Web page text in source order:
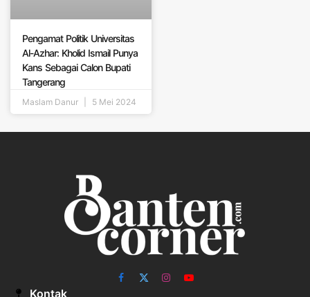
Pengamat Politik Universitas
Al-Azhar: Kholid Ismail Punya
Kans Sebagai Calon Bupati
Tangerang
Maslam Danur 5 Mei 2024
Facebook
X
InstagramYouTube
Kontak